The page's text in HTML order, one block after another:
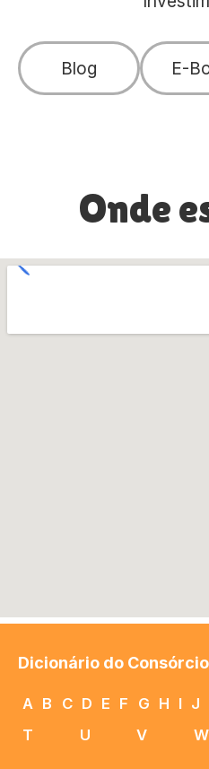
Blog E-
Onde
Dicionário do
A B C D E F G H I J
T
U V W